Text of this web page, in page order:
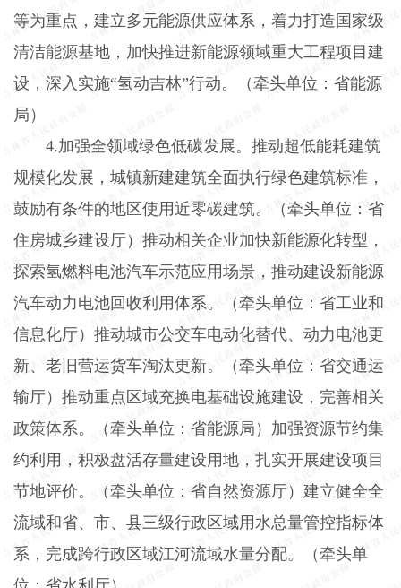
等为重点，建立多元能源供应体系，着力打造国家级
清洁能源基地，加快推进新能源领域重大工程项目建
设，深入实施“氢动吉林”行动。（牵头单位：省能源
局）
4.加强全领域绿色低碳发展。推动超低能耗建筑
规模化发展，城镇新建建筑全面执行绿色建筑标准，
鼓励有条件的地区使用近零碳建筑。（牵头单位：省
住房城乡建设厅）推动相关企业加快新能源化转型，
探索氢燃料电池汽车示范应用场景，推动建设新能源
汽车动力电池回收利用体系。（牵头单位：省工业和
信息化厅）推动城市公交车电动化替代、动力电池更
新、老旧营运货车淘汰更新。（牵头单位：省交通运
输厅）推动重点区域充换电基础设施建设，完善相关
政策体系。（牵头单位：省能源局）加强资源节约集
约利用，积极盘活存量建设用地，扎实开展建设项目
节地评价。（牵头单位：省自然资源厅）建立健全全
流域和省、市、县三级行政区域用水总量管控指标体
系，完成跨行政区域江河流域水量分配。（牵头单